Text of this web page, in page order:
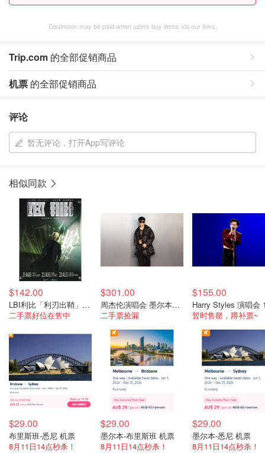
Dealmoon may be paid when users buy items via our links.
Trip.com 的全部促销商品
机票 的全部促销商品
评论
暂无评论，打开App写评论
相似同款
$142.00
LBI利比「利刃出鞘」悉尼 8月21日
二手票好位在售中
$301.00
周杰伦演唱会 墨尔本场 10月17日 二手票
二手票捡漏
$155.00
暂时售罄，蹲补票~
$29.00
布里斯班-悉尼 机票
8月11日14点秒杀！
$29.00
墨尔本-布里斯班 机票
8月11日14点秒杀！
$29.00
墨尔本-悉尼 机票
8月11日14点秒杀！